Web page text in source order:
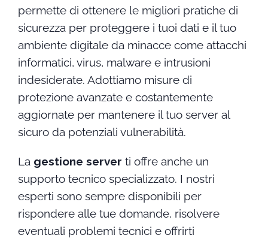
permette di ottenere le migliori pratiche di
sicurezza per proteggere i tuoi dati e il tuo
ambiente digitale da minacce come attacchi
informatici, virus, malware e intrusioni
indesiderate. Adottiamo misure di
protezione avanzate e costantemente
aggiornate per mantenere il tuo server al
sicuro da potenziali vulnerabilità.
La gestione server ti offre anche un
supporto tecnico specializzato. I nostri
esperti sono sempre disponibili per
rispondere alle tue domande, risolvere
eventuali problemi tecnici e offrirti